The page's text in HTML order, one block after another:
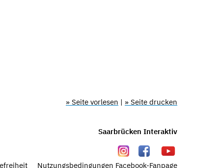
» Seite vorlesen | » Seite drucken
Saarbrücken Interaktiv
Nutzungsbedingungen Facebook-Fanpage